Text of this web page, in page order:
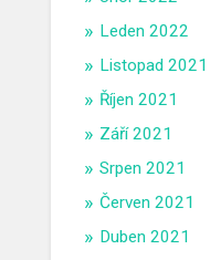
Leden 2022
Listopad 2021
Říjen 2021
Září 2021
Srpen 2021
Červen 2021
Duben 2021